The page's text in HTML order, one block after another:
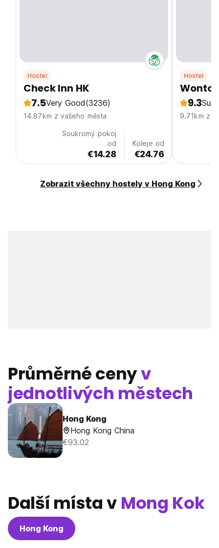
Hostel
Check Inn HK
7.5Very Good(3236)
14.87km z vašeho města
Soukromý pokoj
od
€14.28
Koleje od
€24.76
Hostel
9.3
9.71km z
Zobrazit všechny hostely v Hong Kong
Průměrné cenyv
jednotlivých městech
Hong Kong
Hong Kong China
€93.02
Další místa v Mong Kok
Hong Kong